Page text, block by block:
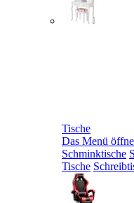
Tische
Das Menü
Schminktische
Tische